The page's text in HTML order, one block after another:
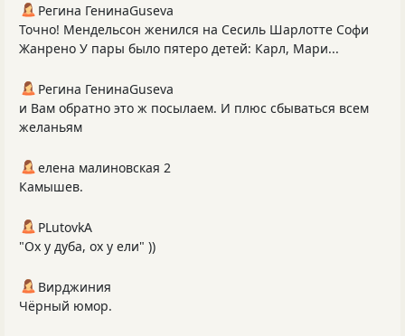
Регина ГенинаGuseva
Точно! Мендельсон женился на Сесиль Шарлотте Софи
Жанрено У пары было пятеро детей: Карл, Мари...
Регина ГенинаGuseva
и Вам обратно это ж посылаем. И плюс сбываться всем
желаньям
елена малиновская 2
Камышев.
PLutоvkА
"Ох у дуба, ох у ели" ))
Вирджиния
Чёрный юмор.